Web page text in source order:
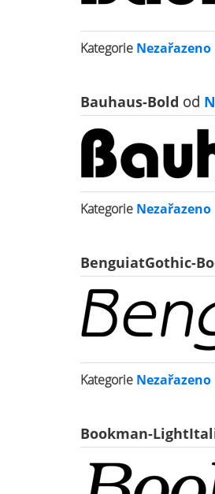
Kategorie Nezařazeno
Bauhaus-Bold od
Kategorie Nezařazeno
BenguiatGothic-
Kategorie Nezařazeno
Bookman-